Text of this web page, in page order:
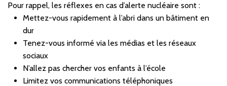
Pour rappel, les réflexes en cas d’alerte nucléaire sont :
Mettez-vous rapidement à l’abri dans un bâtiment en
dur
Tenez-vous informé via les médias et les réseaux
sociaux
N’allez pas chercher vos enfants à l’école
Limitez vos communications téléphoniques